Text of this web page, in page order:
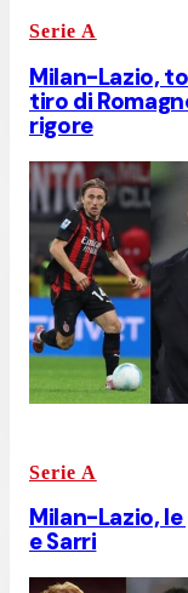
Serie A
Milan-Lazio,
tiro di
rigore
Serie A
Milan-Lazio,
e Sarri